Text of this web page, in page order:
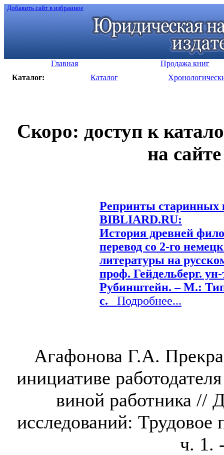
Добавить сайт в избранное
Главная
Продажа книг
Каталог:
Каталог
Скоро: доступ к
на
Репринты старинных
BIBLIARD.RU:
История древней
перевод со 2-го
литературы на
проф. Гейдельберг.
Рубинштейн. – М.:
с. Подробнее...
Агафонова Г.А.
инициативе
виной работника //
исследований:
ч. 1.